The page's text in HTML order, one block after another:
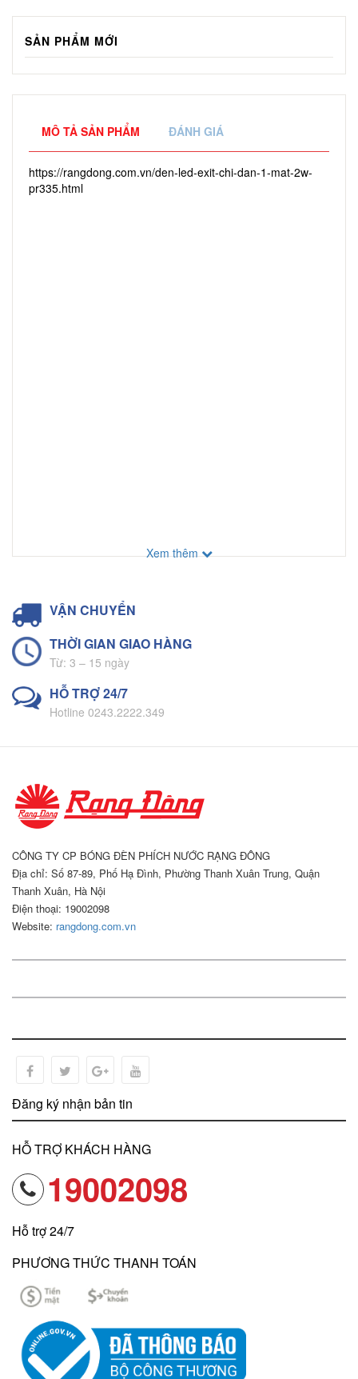
SẢN PHẨM MỚI
MÔ TẢ SẢN PHẨM ĐÁNH GIÁ
https://rangdong.com.vn/den-led-exit-chi-dan-1-mat-2w-
pr335.html
Xem thêm
VẬN CHUYỂN
THỜI GIAN GIAO HÀNG
Từ: 3 – 15 ngày
HỖ TRỢ 24/7
Hotline 0243.2222.349
CÔNG TY CP BÓNG ĐÈN PHÍCH NƯỚC RẠNG ĐÔNG
Địa chỉ: Số 87-89, Phố Hạ Đình, Phường Thanh Xuân Trung, Quận
Thanh Xuân, Hà Nội
Điện thoại: 19002098
Website: rangdong.com.vn
Đăng ký nhận bản tin
HỖ TRỢ KHÁCH HÀNG
19002098
Hỗ trợ 24/7
PHƯƠNG THỨC THANH TOÁN